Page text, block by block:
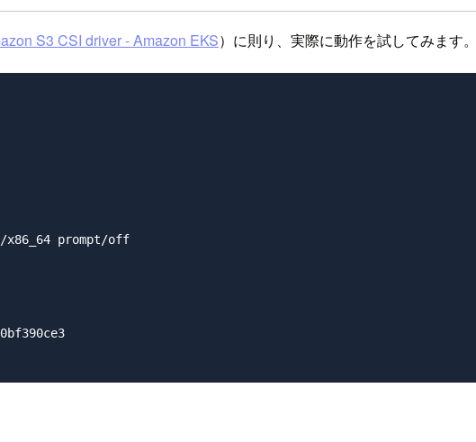
S3 CSI driver - Amazon EKS）に則り、実際に動作を試してみます
prompt/off